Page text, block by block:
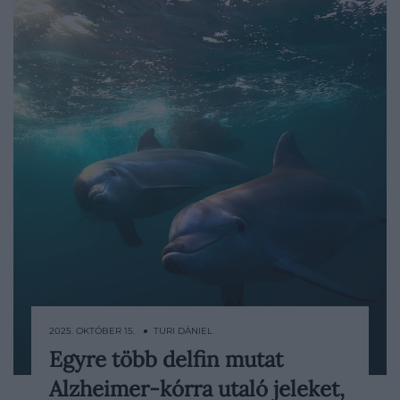
Kutatók olyan floridai delfinek agyát
vizsgálták, amelyekben az Alzheimer-
2025. OKTÓBER 15. ● TURI DÁNIEL
Egyre több delfin mutat
Alzheimer-kórra utaló jeleket,